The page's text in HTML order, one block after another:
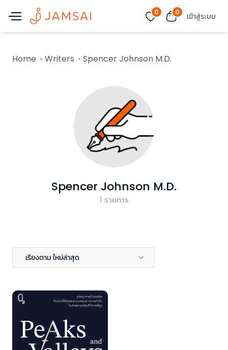
0 0 เข้าสู่ระบบ
Home Writers Spencer Johnson M.D.
Spencer Johnson M.D.
1 รายการ
เรียงตาม ใหม่ล่าสุด